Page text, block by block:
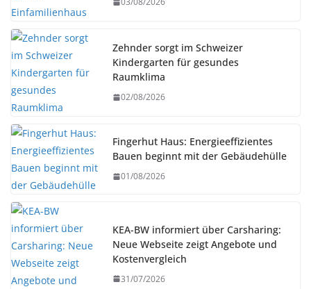
Zehnder sorgt im Schweizer
Kindergarten für gesundes
Raumklima
02/08/2026
Fingerhut Haus: Energieeffizientes
Bauen beginnt mit der Gebäudehülle
01/08/2026
KEA-BW informiert über Carsharing:
Neue Webseite zeigt Angebote und
Kostenvergleich
31/07/2026